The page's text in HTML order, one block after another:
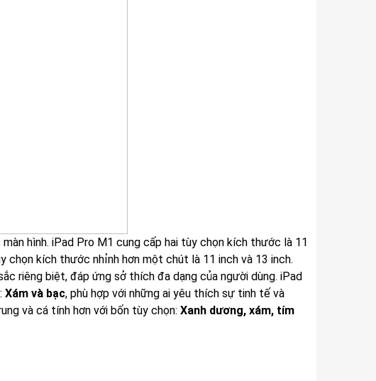
hình. iPad Pro M1 cung cấp hai tùy chọn kích thước là 11
chọn kích thước nhỉnh hơn một chút là 11 inch và 13 inch.
riêng biệt, đáp ứng sở thích đa dạng của người dùng. iPad
Xám và bạc, phù hợp với những ai yêu thích sự tinh tế và
và cá tính hơn với bốn tùy chọn: Xanh dương, xám, tím